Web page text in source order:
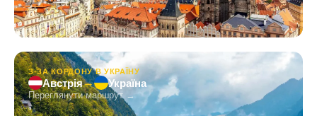
З-ЗА КОРДОНУ В УКРАЇНУ
Австрія→ Україна
Переглянути маршрут →